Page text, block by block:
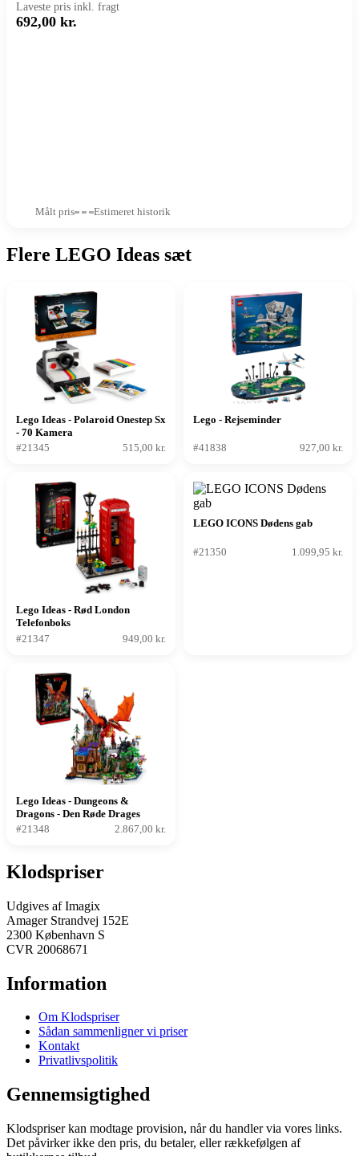
Laveste pris inkl. fragt
692,00 kr.
Målt pris Estimeret historik
Flere LEGO Ideas sæt
Lego Ideas - Polaroid Onestep Sx
- 70 Kamera
#21345
515,00 kr.
Lego - Rejseminder
#41838 927,00 kr.
Lego Ideas - Rød London
Telefonboks
#21347
949,00 kr.
LEGO ICONS Dødens gab
#21350 1.099,95 kr.
Lego Ideas - Dungeons &
Dragons - Den Røde Drages
Fortælling
#21348 2.867,00 kr.
Klodspriser
Udgives af Imagix
Amager Strandvej 152E
2300 København S
CVR 20068671
Information
Om Klodspriser
Sådan sammenligner vi priser
Kontakt
Privatlivspolitik
Gennemsigtighed
Klodspriser kan modtage provision, når du handler via vores links.
Det påvirker ikke den pris, du betaler, eller rækkefølgen af